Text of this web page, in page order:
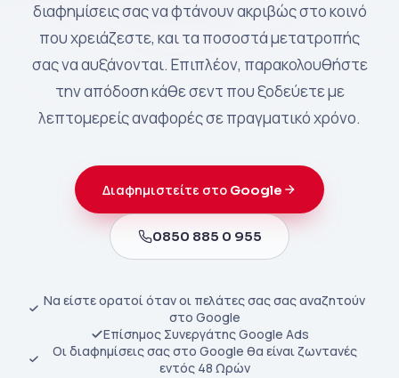
διαφημίσεις σας να φτάνουν ακριβώς στο κοινό
που χρειάζεστε, και τα ποσοστά μετατροπής
σας να αυξάνονται. Επιπλέον, παρακολουθήστε
την απόδοση κάθε σεντ που ξοδεύετε με
λεπτομερείς αναφορές σε πραγματικό χρόνο.
Διαφημιστείτε στο Google
0850 885 0 955
Να είστε ορατοί όταν οι πελάτες σας σας αναζητούν
στο Google
Επίσημος Συνεργάτης Google Ads
Οι διαφημίσεις σας στο Google θα είναι ζωντανές
εντός 48 Ωρών